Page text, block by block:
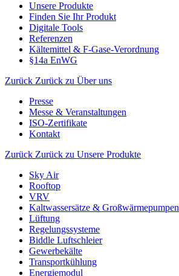
Unsere Produkte
Finden Sie Ihr Produkt
Digitale Tools
Referenzen
Kältemittel & F-Gase-Verordnung
§14a EnWG
Zurück Zurück zu Über uns
Presse
Messe & Veranstaltungen
ISO-Zertifikate
Kontakt
Zurück Zurück zu Unsere Produkte
Sky Air
Rooftop
VRV
Kaltwassersätze & Großwärmepumpen
Lüftung
Regelungssysteme
Biddle Luftschleier
Gewerbekälte
Transportkühlung
Energiemodul